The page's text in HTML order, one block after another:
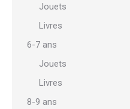
Jouets
Livres
6-7 ans
Jouets
Livres
8-9 ans